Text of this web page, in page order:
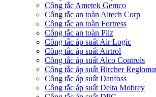
Công tắc Ametek Gemco
Công tắc an toàn Altech Corp
Công tắc an toàn Fortress
Công tắc an toàn Pilz
Công tắc áp suất Air Logic
Công tắc áp suất Airtrol
Công tắc áp suất Alco Controls
Công tắc áp suất Bircher
Công tắc áp suất Danfoss
Công tắc áp suất Delta Mobrey